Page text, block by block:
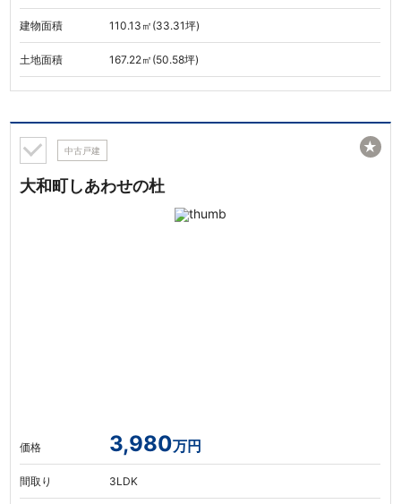
建物面積 110.13㎡(33.31坪)
土地面積 167.22㎡(50.58坪)
中古戸建
大和町しあわせの杜
価格 3,980万円
間取り 3LDK
★